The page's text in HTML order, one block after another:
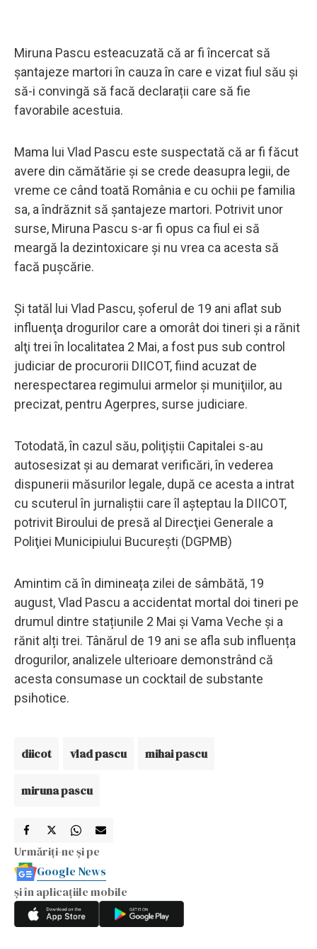
Miruna Pascu esteacuzată că ar fi încercat să
șantajeze martori în cauza în care e vizat fiul său și
să-i convingă să facă declarații care să fie
favorabile acestuia.
Mama lui Vlad Pascu este suspectată că ar fi făcut
avere din cămătărie și se crede deasupra legii, de
vreme ce când toată România e cu ochii pe familia
sa, a îndrăznit să șantajeze martori. Potrivit unor
surse, Miruna Pascu s-ar fi opus ca fiul ei să
meargă la dezintoxicare și nu vrea ca acesta să
facă pușcărie.
Și tatăl lui Vlad Pascu, şoferul de 19 ani aflat sub
influenţa drogurilor care a omorât doi tineri şi a rănit
alţi trei în localitatea 2 Mai, a fost pus sub control
judiciar de procurorii DIICOT, fiind acuzat de
nerespectarea regimului armelor şi muniţiilor, au
precizat, pentru Agerpres, surse judiciare.
Totodată, în cazul său, poliţiştii Capitalei s-au
autosesizat şi au demarat verificări, în vederea
dispunerii măsurilor legale, după ce acesta a intrat
cu scuterul în jurnaliştii care îl aşteptau la DIICOT,
potrivit Biroului de presă al Direcţiei Generale a
Poliţiei Municipiului Bucureşti (DGPMB)
Amintim că în dimineața zilei de sâmbătă, 19
august, Vlad Pascu a accidentat mortal doi tineri pe
drumul dintre stațiunile 2 Mai și Vama Veche și a
rănit alți trei. Tânărul de 19 ani se afla sub influența
drogurilor, analizele ulterioare demonstrând că
acesta consumase un cocktail de substante
psihotice.
diicot vlad pascu mihai pascu
miruna pascu
Urmăriți-ne și pe
Google News
și în aplicațiile mobile